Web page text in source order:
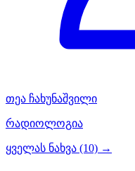
თეა ჩახუნაშვილი
რადიოლოგია
ყველას ნახვა (10) →